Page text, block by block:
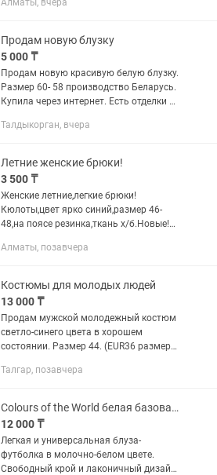
в цвете айвори (белые), на невысокий
Алматы, вчера
Продам новую блузку
5 000 ₸
Продам новую красивую белую блузку.
Размер 60- 58 производство Беларусь.
Купила через интернет. Есть отделки из
нарядная! Торг уместен. Очень
Талдыкорган, вчера
Летние женские брюки!
3 500 ₸
Женские летние,легкие брюки!
Кюлоты,цвет ярко синий,размер 46-
48,на поясе резинка,ткань х/б.Новые!
3500!Брюки с цветным принтом!Цвет
Алматы, позавчера
Костюмы для молодых людей
13 000 ₸
Продам мужской молодежный костюм
светло-синего цвета в хорошем
состоянии. Размер 44. (EUR36 размер).
цвета. В хорошем состоянии. Размер
Талгар, позавчера
Colours of the World белая базовая блуза-футболка Размер L
12 000 ₸
Легкая и универсальная блуза-
футболка в молочно-белом цвете.
Свободный крой и лаконичный дизайн